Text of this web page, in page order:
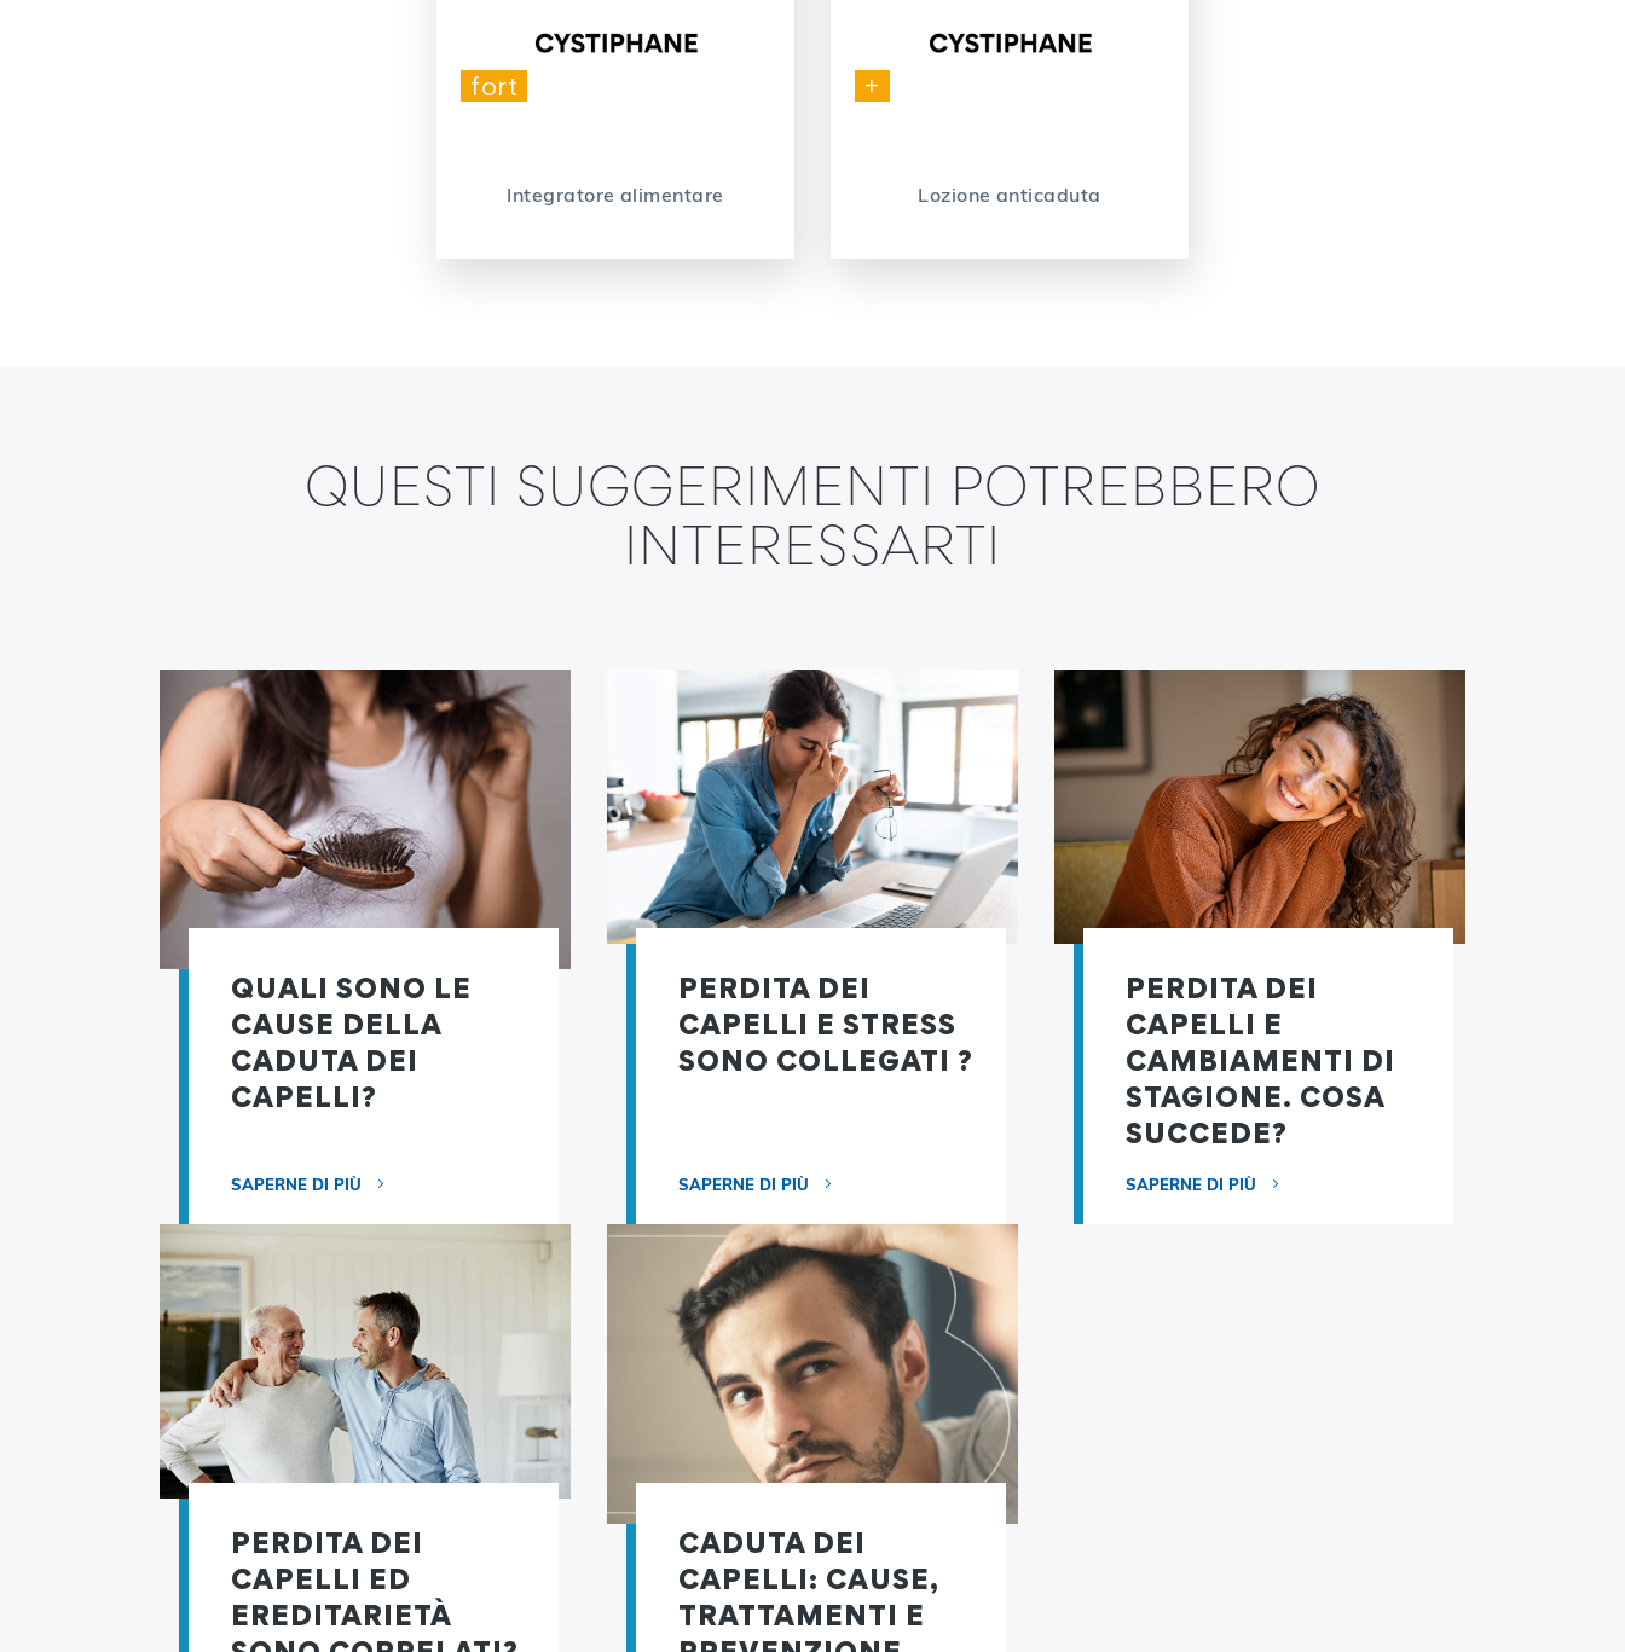
fort
Integratore alimentare
+
Lozione anticaduta
QUESTI SUGGERIMENTI POTREBBERO
INTERESSARTI
QUALI SONO LE
CAUSE DELLA
CADUTA DEI
CAPELLI?
SAPERNE DI PIÙ
PERDITA DEI
CAPELLI E STRESS
SONO COLLEGATI ?
SAPERNE DI PIÙ
PERDITA DEI
CAPELLI E
CAMBIAMENTI DI
STAGIONE. COSA
SUCCEDE?
SAPERNE DI PIÙ
PERDITA DEI
CAPELLI ED
EREDITARIETÀ
CADUTA DEI
CAPELLI: CAUSE,
TRATTAMENTI E